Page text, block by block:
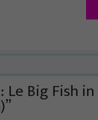
Big Fish
”